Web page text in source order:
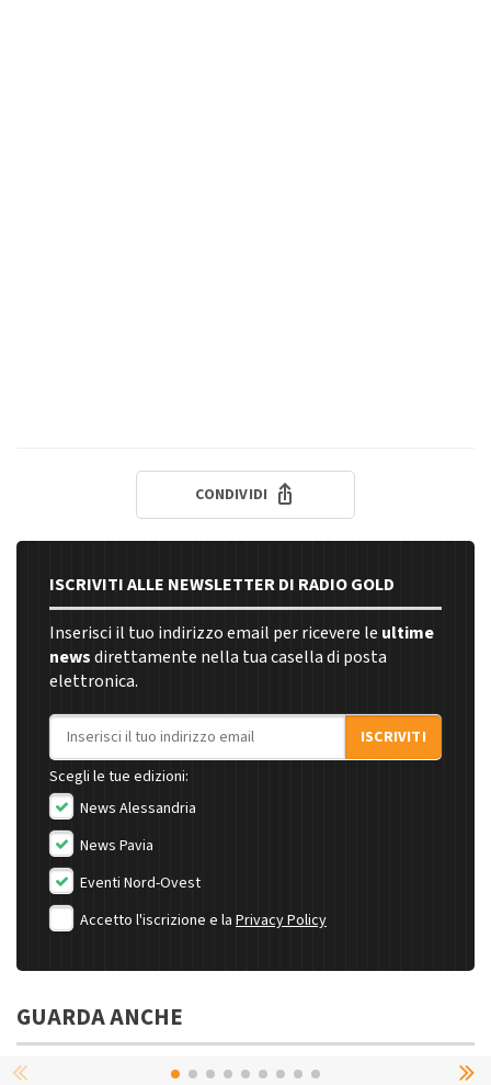
CONDIVIDI
ISCRIVITI ALLE NEWSLETTER DI RADIO GOLD
Inserisci il tuo indirizzo email per ricevere le ultime
newsdirettamente nella tua casella di posta
elettronica.
Indirizzo email
ISCRIVITI
Scegli le tue edizioni:
News Alessandria
News Pavia
Eventi Nord-Ovest
Accetto l'iscrizione e la Privacy Policy
GUARDA ANCHE